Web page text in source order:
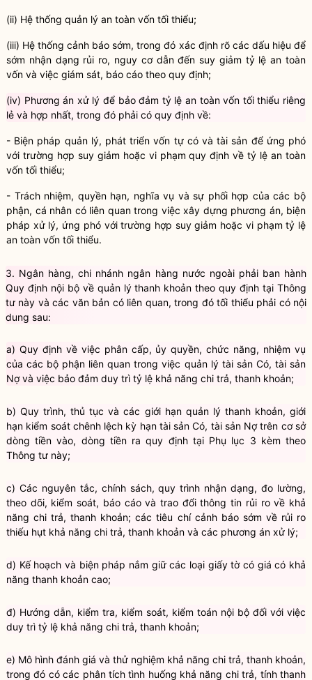
(ii) Hệ thống quản lý an toàn vốn tối thiểu;
(iii) Hệ thống cảnh báo sớm, trong đó xác định rõ các dấu hiệu để
sớm nhận dạng rủi ro, nguy cơ dẫn đến suy giảm tỷ lệ an toàn
vốn và việc giám sát, báo cáo theo quy định;
(iv) Phương án xử lý để bảo đảm tỷ lệ an toàn vốn tối thiểu riêng
lẻ và hợp nhất, trong đó phải có quy định về:
- Biện pháp quản lý, phát triểnvốn tự cóvà tài sản để ứng phó
với trường hợp suy giảm hoặc vi phạm quy định về tỷ lệ an toàn
vốn tối thiểu;
- Trách nhiệm, quyềnhạn, nghĩa vụ và sự phối hợp của các bộ
phận, cá nhân có liên quan trong việc xây dựng phương án, biện
pháp xử lý, ứng phó với trường hợp suy giảm hoặc vi phạm tỷ lệ
an toàn vốn tối thiểu.
3. Ngân hàng,chi nhánh ngân hàng nước ngoàiphải ban hành
Quy định nội bộ về quản lý thanh khoản theo quy định tại Thông
tư này và các văn bản có liên quan, trong đó tối thiểu phải có nội
dung sau:
a) Quy định về việc phân cấp, ủyquyền, chức năng, nhiệm vụ
của các bộ phận liên quan trong việc quản lý tài sảnCó, tài sản
Nợ và việc bảo đảm duy trì tỷ lệ khả năng chi trả, thanh khoản;
b) Quy trình, thủ tục và các giới hạn quản lý thanh khoản, giới
hạn kiểm soát chênh lệch kỳ hạntài sản Có, tài sản Nợ trên cơ sở
dòng tiền vào, dòng tiền ra quy định tại Phụ lục 3 kèm theo
Thông tư này;
c) Các nguyên tắc, chính sách, quy trình nhận dạng, đo lường,
theo dõi, kiểm soát, báo cáo và trao đổi thông tin rủi ro về khả
năng chi trả, thanh khoản; các tiêu chí cảnh báo sớm về rủi ro
thiếu hụt khả năng chi trả, thanh khoản và các phương án xử lý;
d) Kế hoạch và biện pháp nắm giữ các loại giấy tờ có giá có khả
năng thanh khoản cao;
đ) Hướng dẫn, kiểm tra, kiểm soát, kiểm toán nội bộ đối với việc
duy trì tỷ lệ khả năng chi trả, thanh khoản;
e) Mô hình đánh giá và thử nghiệm khả năng chi trả, thanh khoản,
trong đó có các phân tích tình huống khả năng chi trả, tính thanh